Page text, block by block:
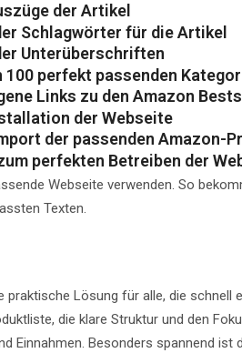
der Artikel
Schlagwörter für die Artikel
Unterüberschriften
perfekt passenden
Links zu den Amazon
der Webseite
der passenden Amazon-
perfekten Betreiben der
Webseite verwenden. So
Texten.
praktische Lösung für alle, die
die klare Struktur und den
Einnahmen. Besonders spannend ist